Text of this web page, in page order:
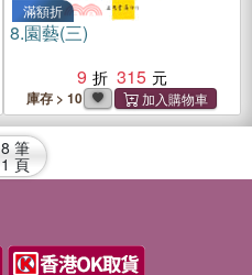
滿額折
8.園藝(三)
9
315
庫存 > 10
8 筆
1 頁